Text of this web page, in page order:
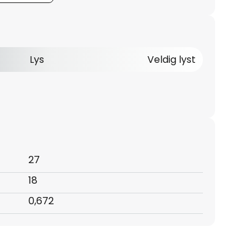
Lys Veldig lyst
27
18
0,672